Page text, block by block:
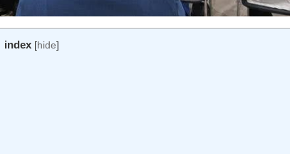
index [hide]